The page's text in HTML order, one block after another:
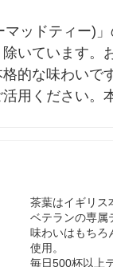
ッドティー)
いています。
的な味わい
用ください。
茶葉はイギリス
ベテランの専属
味わいはもちろ
使用。
毎日500杯以上